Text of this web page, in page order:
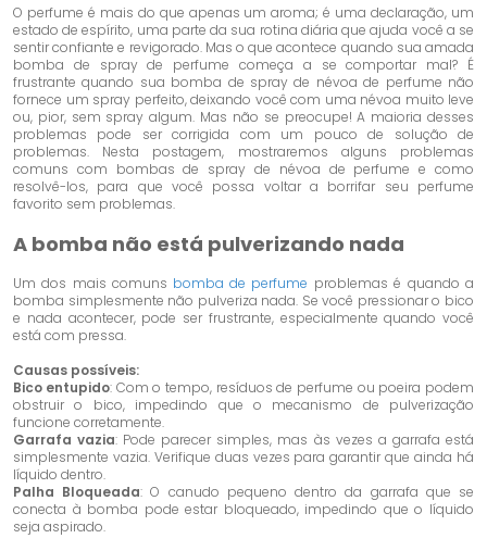
O perfume é mais do que apenas um aroma; é uma declaração, um
estado de espírito, uma parte da sua rotina diária que ajuda você a se
sentir confiante e revigorado. Mas o que acontece quando sua amada
bomba de spray de perfume começa a se comportar mal? É
frustrante quando sua bomba de spray de névoa de perfume não
fornece um spray perfeito, deixando você com uma névoa muito leve
ou, pior, sem spray algum. Mas não se preocupe! A maioria desses
problemas pode ser corrigida com um pouco de solução de
problemas. Nesta postagem, mostraremos alguns problemas
comuns com bombas de spray de névoa de perfume e como
resolvê-los, para que você possa voltar a borrifar seu perfume
favorito sem problemas.
A bomba não está pulverizando nada
Um dos mais comuns bomba de perfume problemas é quando a
bomba simplesmente não pulveriza nada. Se você pressionar o bico
e nada acontecer, pode ser frustrante, especialmente quando você
está com pressa.
Causas possíveis:
Bico entupido: Com o tempo, resíduos de perfume ou poeira podem
obstruir o bico, impedindo que o mecanismo de pulverização
funcione corretamente.
Garrafa vazia: Pode parecer simples, mas às vezes a garrafa está
simplesmente vazia. Verifique duas vezes para garantir que ainda há
líquido dentro.
Palha Bloqueada: O canudo pequeno dentro da garrafa que se
conecta à bomba pode estar bloqueado, impedindo que o líquido
seja aspirado.